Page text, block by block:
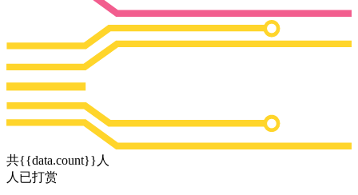
共{{data.count}}人
人已打赏